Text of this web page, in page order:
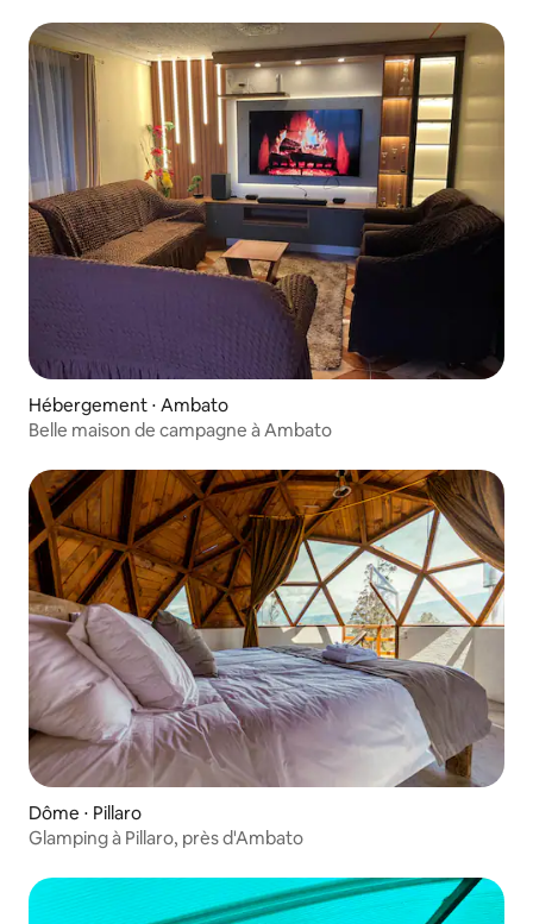
Hébergement ⋅ Ambato
Belle maison de campagne à Ambato
Dôme ⋅ Pillaro
Glamping à Pillaro, près d'Ambato